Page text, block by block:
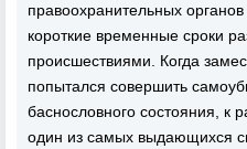
правоохранительных
короткие временные сроки
происшествиями. Когда
попытался совершить
баснословного состояния, к
один из самых выдающихся